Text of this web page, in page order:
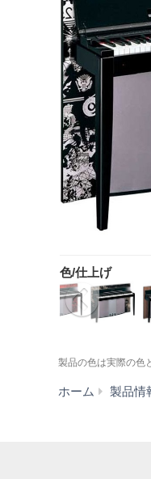
色/仕上げ
製品の色は実際の色
ホーム 製品情